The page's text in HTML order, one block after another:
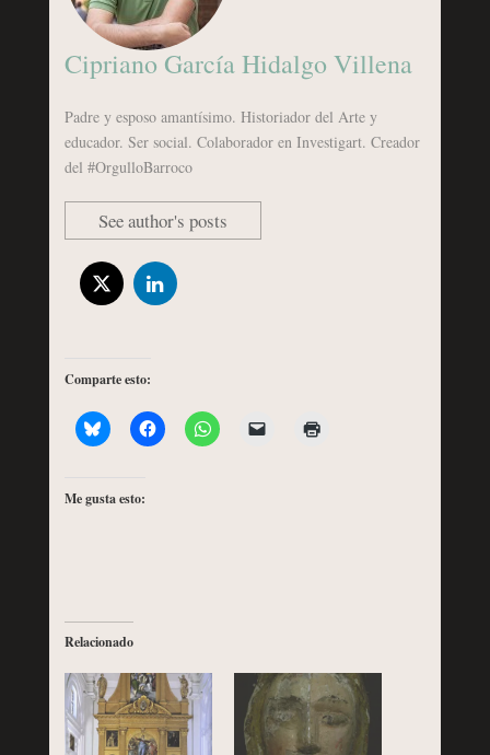
Cipriano García Hidalgo Villena
Padre y esposo amantísimo. Historiador del Arte y
educador. Ser social. Colaborador en Investigart. Creador
del #OrgulloBarroco
See author's posts
Comparte esto:
Me gusta esto:
Relacionado